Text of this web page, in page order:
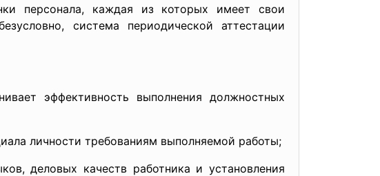
персонала, каждая из которых имеет свои
система периодической аттестации
эффективность выполнения должностных
личности требованиям выполняемой работы;
деловых качеств работника и установления